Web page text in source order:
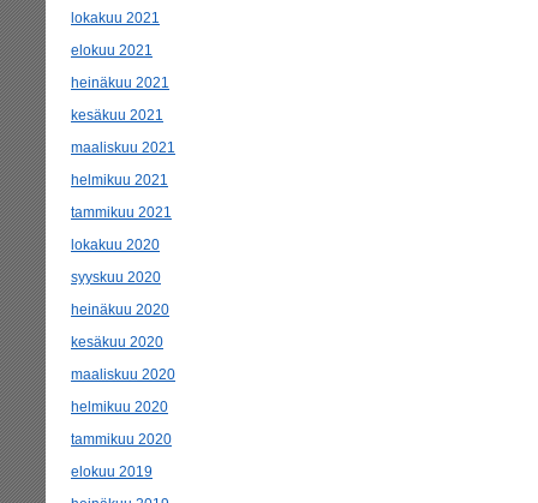
lokakuu 2021
elokuu 2021
heinäkuu 2021
kesäkuu 2021
maaliskuu 2021
helmikuu 2021
tammikuu 2021
lokakuu 2020
syyskuu 2020
heinäkuu 2020
kesäkuu 2020
maaliskuu 2020
helmikuu 2020
tammikuu 2020
elokuu 2019